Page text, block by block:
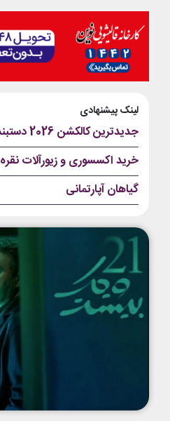
لینک پیشنهادی
جدیدترین کالکشن 2026 دستبند نقره پاندورا
خرید اکسسوری و زیورآلات نقره
گیاهان آپارتمانی